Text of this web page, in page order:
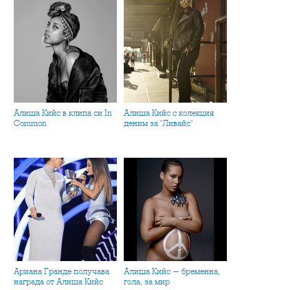
Алиша Кийс в клипа си In
Common
Алиша Кийс с колекция
деним за "Ливайс"
Ариана Гранде получава
награда от Алиша Кийс
Алиша Кийс - бременна,
гола, за мир